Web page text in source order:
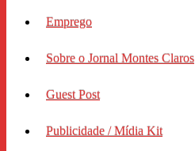
Emprego
Sobre o Jornal Montes Claros
Guest Post
Publicidade / Mídia Kit